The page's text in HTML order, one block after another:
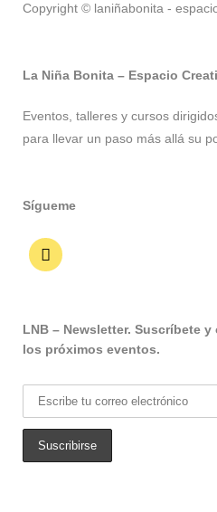
Copyright © laniñabonita -
La Niña Bonita – Espacio
Eventos, talleres y cursos
para llevar un paso más allá su
Sígueme
LNB – Newsletter. Suscríbete
los próximos eventos.